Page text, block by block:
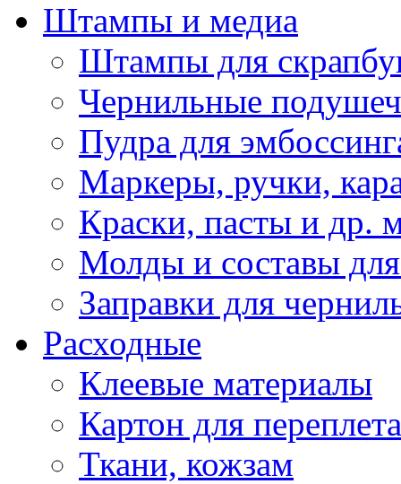
Штампы и медиа
Штампы для
Чернильные
Пудра для
Маркеры, ручки,
Краски, пасты и др.
Молды и составы
Заправки для
Расходные
Клеевые материалы
Картон для переплета
Ткани, кожзам